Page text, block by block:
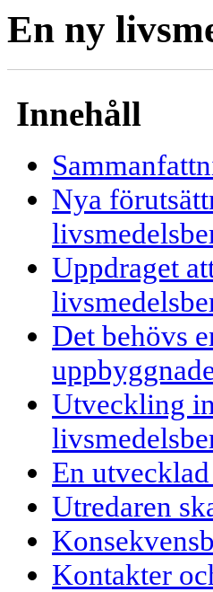
En ny
Innehåll
Nya
Uppdraget
Det behövs
Utveckling
En
Utredaren
Kontakter